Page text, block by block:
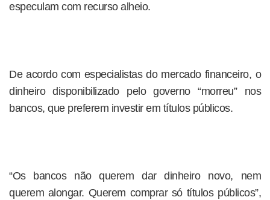
especulam com recurso alheio.
De acordo com especialistas do mercado financeiro, o
dinheiro disponibilizado pelo governo “morreu” nos
bancos, que preferem investir em títulos públicos.
“Os bancos não querem dar dinheiro novo, nem
querem alongar. Querem comprar só títulos públicos”,